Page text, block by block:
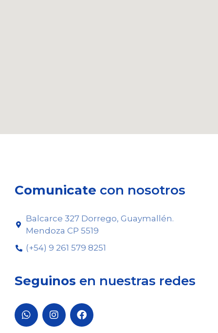
Comunicate con nosotros
Balcarce 327 Dorrego, Guaymallén.
Mendoza CP 5519
(+54) 9 261 579 8251
Seguinos en nuestras redes